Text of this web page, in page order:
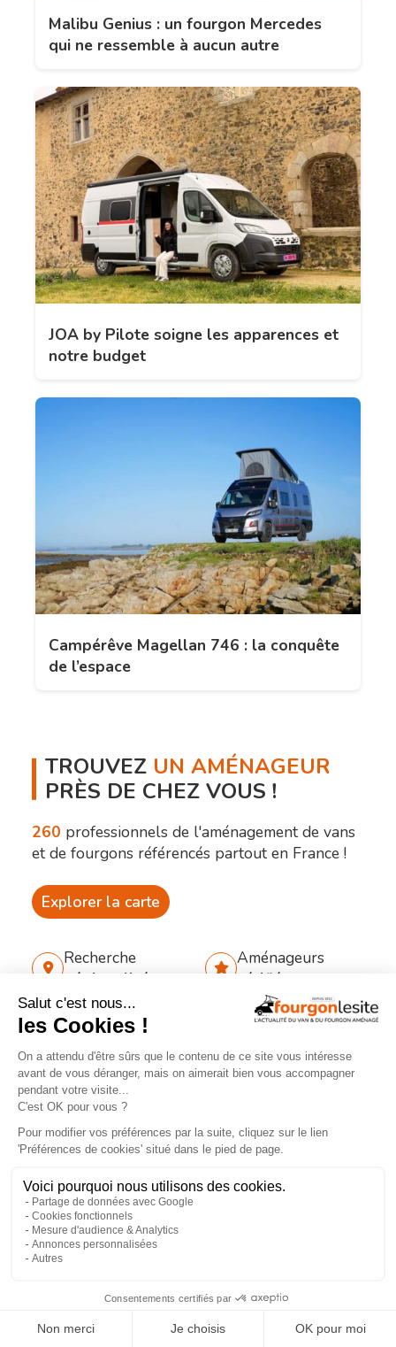
Malibu Genius : un fourgon Mercedes
qui ne ressemble à aucun autre
JOA by Pilote soigne les apparences et
notre budget
Campérêve Magellan 746 : la conquête
de l’espace
TROUVEZ UN AMÉNAGEUR
PRÈS DE CHEZ VOUS !
260 professionnels de l'aménagement de vans
et de fourgons référencés partout en France !
Explorer la carte
Recherche
géolocalisée
Aménageurs
vérifiés
Recherche
par services
260